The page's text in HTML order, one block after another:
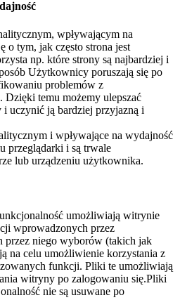
wpływającym na
o tym, jak często strona jest
np. które strony są najbardziej i
Użytkownicy poruszają się po
problemów z
Dzięki temu możemy ulepszać
uczynić ją bardziej przyjazną i
i wpływające na wydajność
przeglądarki i są trwale
lub urządzeniu użytkownika.
umożliwiają witrynie
wprowadzonych przez
przez niego wyborów (takich jak
na celu umożliwienie korzystania z
funkcji. Pliki te umożliwiają
witryny po zalogowaniu się.Pliki
nie są usuwane po